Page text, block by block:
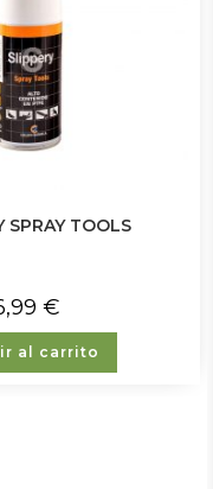
SPRAY TOOLS
€
al carrito